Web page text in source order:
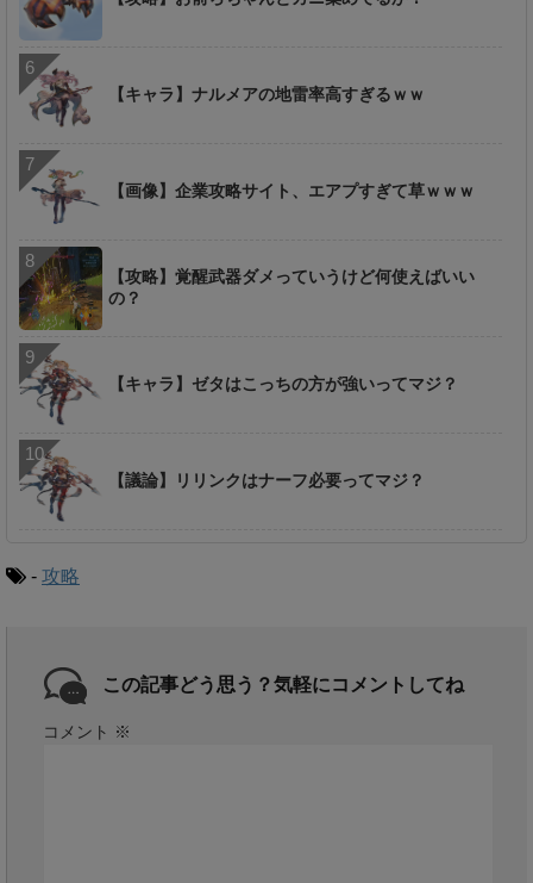
【キャラ】ナルメアの地雷率高すぎるｗｗ
【画像】企業攻略サイト、エアプすぎて草ｗｗｗ
【攻略】覚醒武器ダメっていうけど何使えばいい
の？
【キャラ】ゼタはこっちの方が強いってマジ？
【議論】リリンクはナーフ必要ってマジ？
- 攻略
この記事どう思う？気軽にコメントしてね
コメント ※